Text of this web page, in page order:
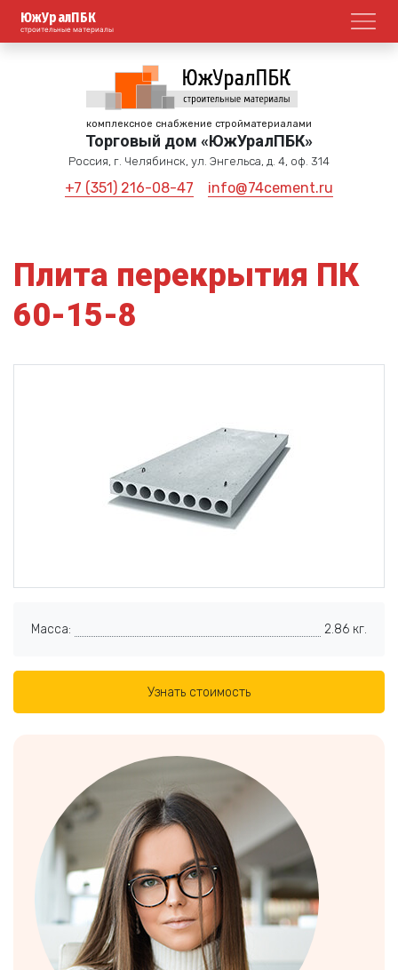
ЮжУралПБК
строительные материалы
комплексное снабжение стройматериалами
Торговый дом «ЮжУралПБК»
Россия, г. Челябинск, ул. Энгельса, д. 4, оф. 314
+7 (351) 216-08-47 info@74cement.ru
Плита перекрытия ПК
60-15-8
Масса: 2.86 кг.
Узнать стоимость